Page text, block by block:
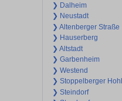
❯ Dalheim
❯ Neustadt
❯ Altenberger Straße
❯ Hauserberg
❯ Altstadt
❯ Garbenheim
❯ Westend
❯ Stoppelberger Hohl
❯ Steindorf